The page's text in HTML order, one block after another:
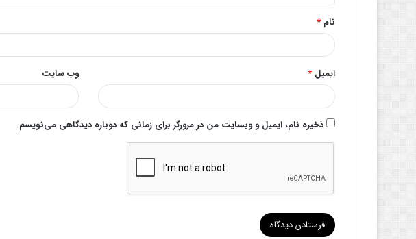
*
نام *
ایمیل * وب‌ سایت
ذخیره نام، ایمیل و وبسایت من در مرورگر برای زمانی که دوباره دیدگاهی می‌نویسم.